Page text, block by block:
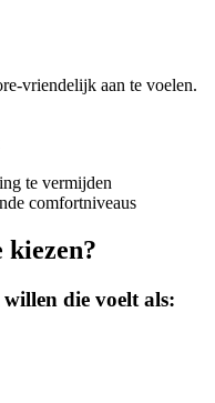
vriendelijk aan te voelen.
te vermijden
comfortniveaus
kiezen?
die voelt als: